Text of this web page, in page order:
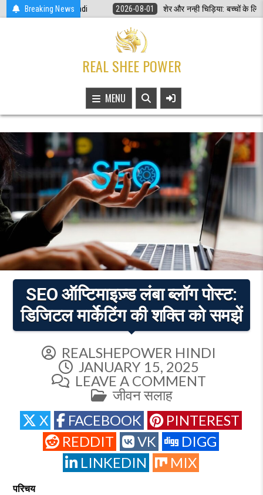
Skip
to
Breaking News
India in Hindi 2026-08-01 शेर और नन्ही चिड़िया: बच्चों के लिए प्रेरणादायक
REAL SHEE POWER
MENU
SEO ऑप्टिमाइज़्ड लंबा ब्लॉग पोस्ट:
डिजिटल मार्केटिंग की शक्ति को समझें
REALSHEPOWER HINDI
JANUARY 15, 2025
LEAVE A COMMENTON
लंबा
ब्लॉग
पोस्ट:
POSTED
IN
जीवन सलाह
X
FACEBOOK
PINTEREST
REDDIT
VK
DIGG
LINKEDIN
MIX
परिचय